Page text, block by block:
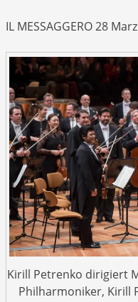
IL MESSAGGERO 28
Kirill Petrenko dirigiert
Philharmoniker, Kirill